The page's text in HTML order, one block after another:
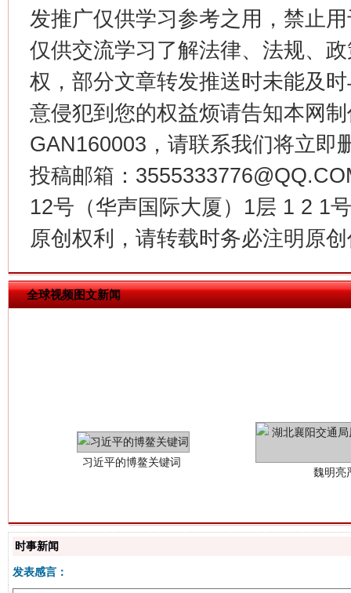
发推广仅供学习参考之用，禁止
仅供交流学习了解法律、法规、
权，部分文章转发推送时未能及
意侵犯到您的权益烦请告知本网
GAN160003，请联系我们将立即
投稿邮箱：
12号（华声国际大厦）1层 1 2 1
原创权利，请转载时务必注明原
全球视频图文新闻
在谋一域中谋全局
“刷贴”乱象丛生
时事新闻
发表感言：